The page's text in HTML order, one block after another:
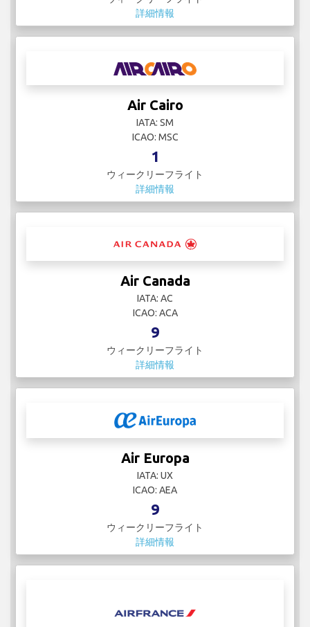
詳細情報
Air Cairo
IATA: SM
ICAO: MSC
1
ウィークリーフライト
詳細情報
Air Canada
IATA: AC
ICAO: ACA
9
ウィークリーフライト
詳細情報
Air Europa
IATA: UX
ICAO: AEA
9
ウィークリーフライト
詳細情報